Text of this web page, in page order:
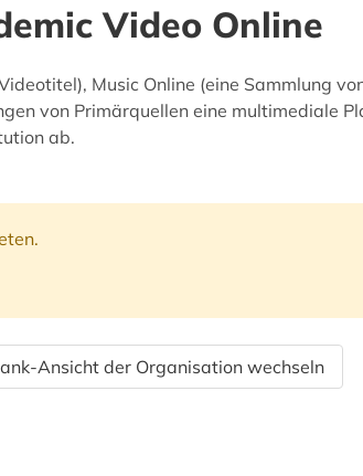
Video Online
Music Online (eine Sammlung
von Primärquellen eine multimediale
ab.
Ansicht der Organisation wechseln